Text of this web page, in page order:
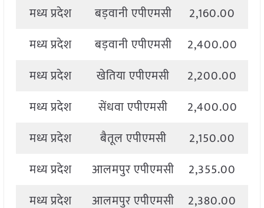
मध्य प्रदेश
बड़वानी एपीएमसी 2,160.00
मध्य प्रदेश
बड़वानी एपीएमसी 2,400.00
मध्य प्रदेश
खेतिया एपीएमसी 2,200.00
मध्य प्रदेश
सेंधवा एपीएमसी 2,400.00
मध्य प्रदेश
बैतूल एपीएमसी 2,150.00
मध्य प्रदेश
आलमपुर एपीएमसी 2,355.00
मध्य प्रदेश
आलमपुर एपीएमसी 2,380.00